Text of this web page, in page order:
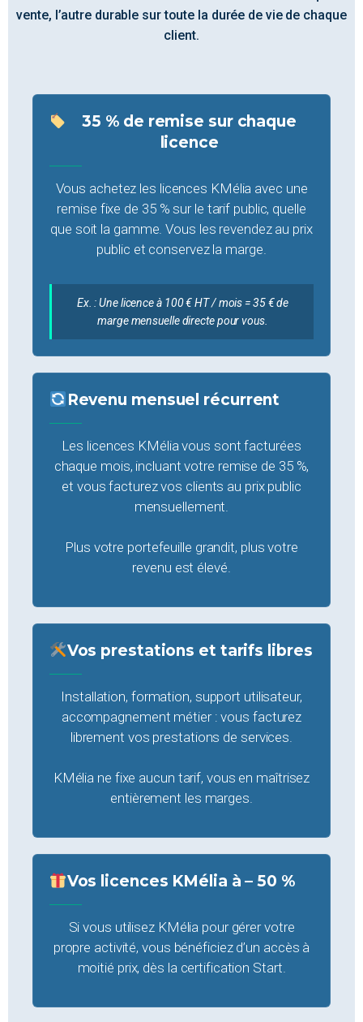
vente, l’autre durable sur toute la durée de vie de chaque
client.
35 % de remise sur chaque
licence
Vous achetez les licences KMélia avec une
remise fixe de 35 % sur le tarif public, quelle
que soit la gamme. Vous les revendez au prix
public et conservez la marge.
Ex. : Une licence à 100 € HT / mois = 35 € de
marge mensuelle directe pour vous.
Revenu mensuel récurrent
Les licences KMélia vous sont facturées
chaque mois, incluant votre remise de 35 %,
et vous facturez vos clients au prix public
mensuellement.
Plus votre portefeuille grandit, plus votre
revenu est élevé.
Vos prestations et tarifs libres
Installation, formation, support utilisateur,
accompagnement métier : vous facturez
librement vos prestations de services.
KMélia ne fixe aucun tarif, vous en maîtrisez
entièrement les marges.
Vos licences KMélia à – 50 %
Si vous utilisez KMélia pour gérer votre
propre activité, vous bénéficiez d’un accès à
moitié prix, dès la certification Start.